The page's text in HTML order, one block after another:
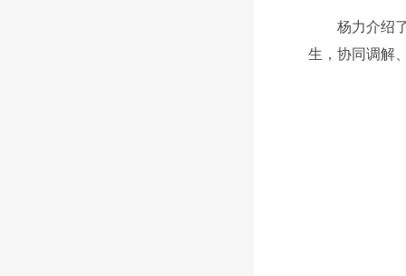
杨力介绍
生，协同调解